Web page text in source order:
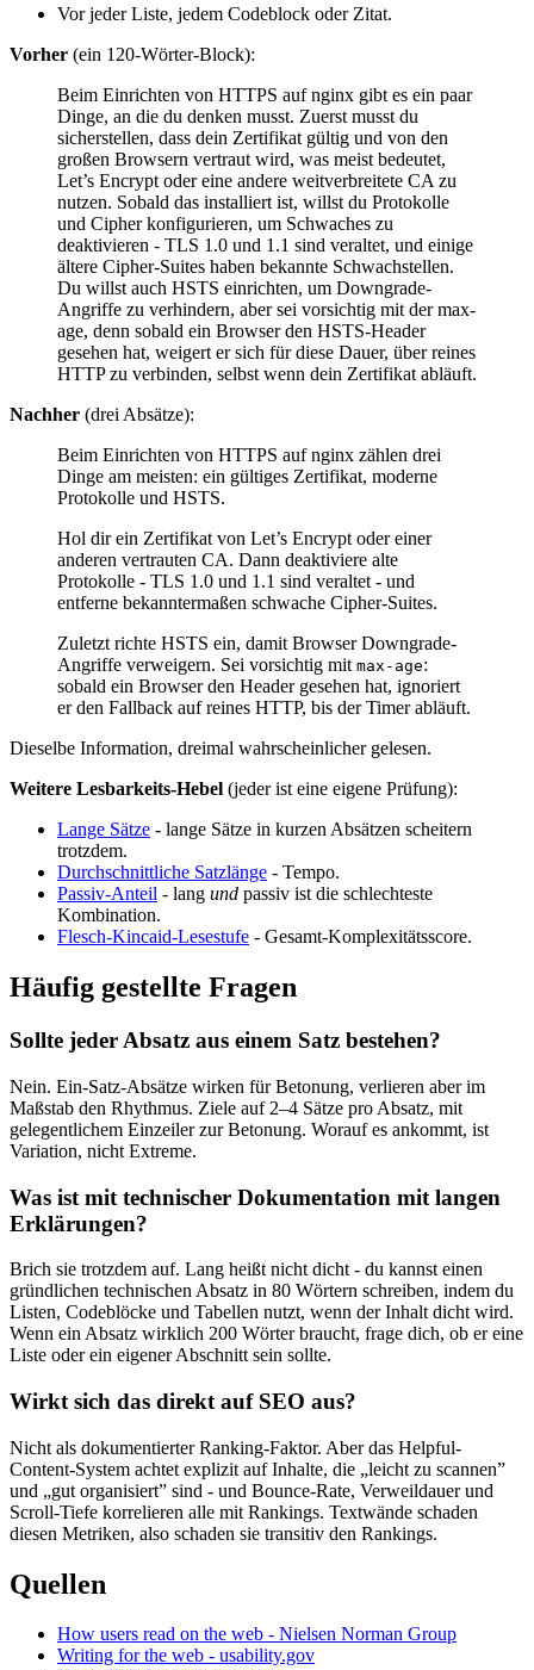
Vor jeder Liste, jedem Codeblock oder Zitat.
Vorher (ein 120-Wörter-Block):
Beim Einrichten von HTTPS auf nginx gibt es ein paar
Dinge, an die du denken musst. Zuerst musst du
sicherstellen, dass dein Zertifikat gültig und von den
großen Browsern vertraut wird, was meist bedeutet,
Let’s Encrypt oder eine andere weitverbreitete CA zu
nutzen. Sobald das installiert ist, willst du Protokolle
und Cipher konfigurieren, um Schwaches zu
deaktivieren - TLS 1.0 und 1.1 sind veraltet, und einige
ältere Cipher-Suites haben bekannte Schwachstellen.
Du willst auch HSTS einrichten, um Downgrade-
Angriffe zu verhindern, aber sei vorsichtig mit der max-
age, denn sobald ein Browser den HSTS-Header
gesehen hat, weigert er sich für diese Dauer, über reines
HTTP zu verbinden, selbst wenn dein Zertifikat abläuft.
Nachher (drei Absätze):
Beim Einrichten von HTTPS auf nginx zählen drei
Dinge am meisten: ein gültiges Zertifikat, moderne
Protokolle und HSTS.
Hol dir ein Zertifikat von Let’s Encrypt oder einer
anderen vertrauten CA. Dann deaktiviere alte
Protokolle - TLS 1.0 und 1.1 sind veraltet - und
entferne bekanntermaßen schwache Cipher-Suites.
Zuletzt richte HSTS ein, damit Browser Downgrade-
Angriffe verweigern. Sei vorsichtig mit max-age:
sobald ein Browser den Header gesehen hat, ignoriert
er den Fallback auf reines HTTP, bis der Timer abläuft.
Dieselbe Information, dreimal wahrscheinlicher gelesen.
Weitere Lesbarkeits-Hebel (jeder ist eine eigene Prüfung):
Lange Sätze - lange Sätze in kurzen Absätzen scheitern
trotzdem.
Durchschnittliche Satzlänge - Tempo.
Passiv-Anteil - lang und passiv ist die schlechteste
Kombination.
Flesch-Kincaid-Lesestufe - Gesamt-Komplexitätsscore.
Häufig gestellte Fragen
Sollte jeder Absatz aus einem Satz bestehen?
Nein. Ein-Satz-Absätze wirken für Betonung, verlieren aber im
Maßstab den Rhythmus. Ziele auf 2–4 Sätze pro Absatz, mit
gelegentlichem Einzeiler zur Betonung. Worauf es ankommt, ist
Variation, nicht Extreme.
Was ist mit technischer Dokumentation mit langen
Erklärungen?
Brich sie trotzdem auf. Lang heißt nicht dicht - du kannst einen
gründlichen technischen Absatz in 80 Wörtern schreiben, indem du
Listen, Codeblöcke und Tabellen nutzt, wenn der Inhalt dicht wird.
Wenn ein Absatz wirklich 200 Wörter braucht, frage dich, ob er eine
Liste oder ein eigener Abschnitt sein sollte.
Wirkt sich das direkt auf SEO aus?
Nicht als dokumentierter Ranking-Faktor. Aber das Helpful-
Content-System achtet explizit auf Inhalte, die „leicht zu scannen”
und „gut organisiert” sind - und Bounce-Rate, Verweildauer und
Scroll-Tiefe korrelieren alle mit Rankings. Textwände schaden
diesen Metriken, also schaden sie transitiv den Rankings.
Quellen
How users read on the web - Nielsen Norman Group
Writing for the web - usability.gov